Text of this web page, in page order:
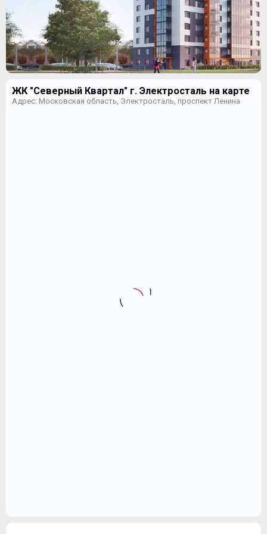
ЖК "Северный Квартал" г. Электросталь на карте
Адрес: Московская область, Электросталь, проспект Ленина